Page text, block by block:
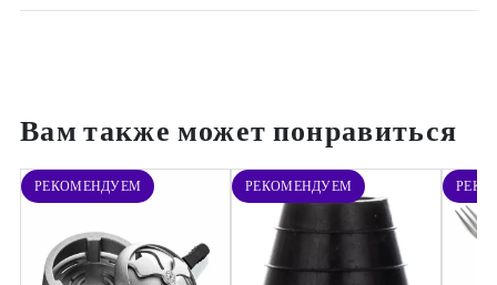
Вам также может понравиться
РЕКОМЕНДУЕМ РЕКОМЕНДУЕМ